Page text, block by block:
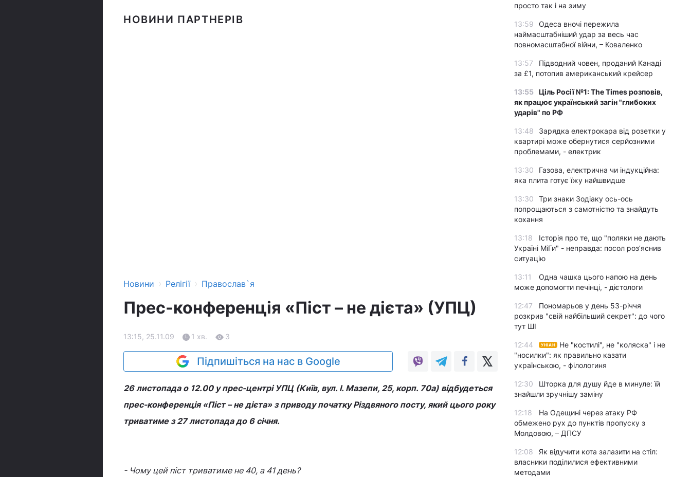
НОВИНИ ПАРТНЕРІВ
Новини › Релігії › Православ`я
Прес-конференція «Піст – не дієта» (УПЦ)
13:15, 25.11.09 1 хв. 3
Підпишіться на нас в Google
26 листопада о 12.00 у прес-центрі УПЦ (Київ, вул. І. Мазепи, 25, корп. 70а) відбудеться
прес-конференція «Піст – не дієта» з приводу початку Різдвяного посту, який цього року
триватиме з 27 листопада до 6 січня.
- Чому цей піст триватиме не 40, а 41 день?
просто так і на зиму
13:59
Одеса вночі пережила
наймасштабніший удар за весь час
повномасштабної війни, – Коваленко
13:57
Підводний човен, проданий Канаді
за £1, потопив американський крейсер
13:55 Ціль Росії №1: The Times розповів,
як працює український загін "глибоких
ударів" по РФ
13:48
Зарядка електрокара від розетки у
квартирі може обернутися серйозними
проблемами, - електрик
13:30
Газова, електрична чи індукційна:
яка плита готує їжу найшвидше
13:30
Три знаки Зодіаку ось-ось
попрощаються з самотністю та знайдуть
кохання
13:18
Історія про те, що "поляки не дають
Україні МіГи" - неправда: посол роз’яснив
ситуацію
13:11
Одна чашка цього напою на день
може допомогти печінці, - дієтологи
12:47
Пономарьов у день 53-річчя
розкрив "свій найбільший секрет": до чого
тут ШІ
12:44 УНІАН
Не "костилі", не "коляска" і не
"носилки": як правильно казати
українською, - філологиня
12:30
Шторка для душу йде в минуле: їй
знайшли зручнішу заміну
12:18
На Одещині через атаку РФ
обмежено рух до пунктів пропуску з
Молдовою, – ДПСУ
12:08
Як відучити кота залазити на стіл:
власники поділилися ефективними
методами